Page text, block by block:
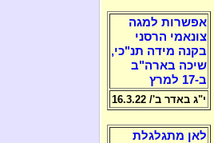
אפשרות למגה
צונאמי הרסני
בקנה מידה תנ"כי,
שיכה בארה"ב
ב-17 למרץ
י"ג באדר ב'/ 16.3.22
לאן מתגלגלת